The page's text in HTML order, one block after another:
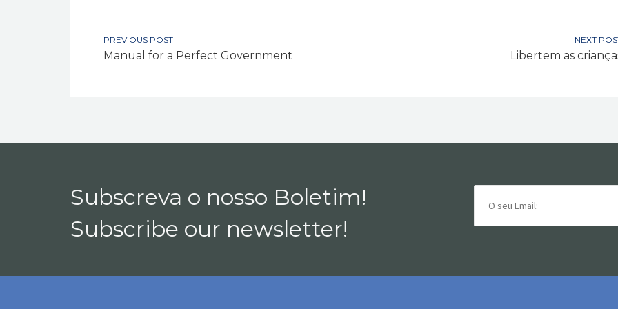
PREVIOUS POST
Manual for a Perfect Government
NEXT
Libertem as
Subscreva o nosso Boletim!
Subscribe our newsletter!